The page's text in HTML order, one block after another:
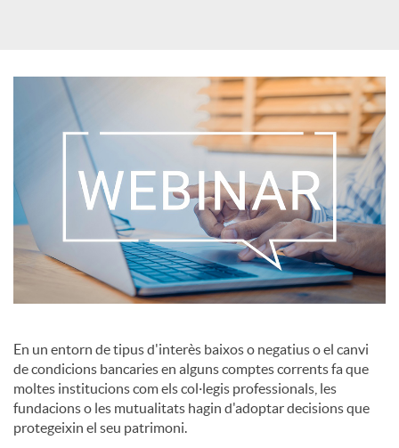
o
d
e
c
o
n
En un entorn de tipus d'interès baixos o negatius o el canvi
de condicions bancaries en alguns comptes corrents fa que
moltes institucions com els col·legis professionals, les
fundacions o les mutualitats hagin d'adoptar decisions que
protegeixin el seu patrimoni.